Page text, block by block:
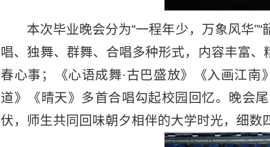
本次毕业晚会分为“一程年少，万象风华
唱、独舞、群舞、合唱多种形式，内容丰富
春心事；《心语成舞·古巴盛放》《入画江
道》《晴天》多首合唱勾起校园回忆。晚会
伏，师生共同回味朝夕相伴的大学时光，细数